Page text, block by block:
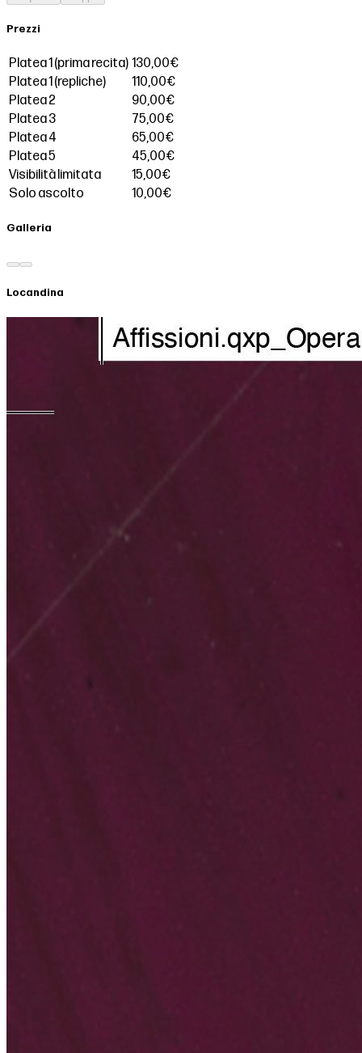
Prezzi
Platea 1 (prima recita) 130,00€
Platea 1 (repliche)
110,00€
Platea 2
90,00€
Platea 3
75,00€
Platea 4
65,00€
Platea 5
45,00€
Visibilità limitata
15,00€
Solo ascolto
10,00€
Galleria
Locandina